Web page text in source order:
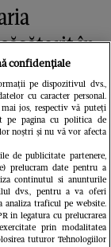
în
fost
confidențiale
pe dispozitivul dvs.,
cu caracter personal.
jos, respectiv vă puteți
pe pagina cu politica de
noștri și nu vă vor afecta
de publicitate partenere,
prelucram date pentru a
continutul si anunturile
dvs., pentru a va oferi
analiza traficul pe website.
in legatura cu prelucrarea
prin modalitatea
tuturor Tehnologiilor